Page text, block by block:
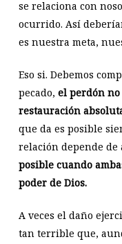
se relaciona con
ocurrido. Así
es nuestra meta,
Eso si. Debemos
pecado, el perdón
restauración
que da es posible
relación depende de
posible cuando
poder de Dios.
A veces el daño
tan terrible que,